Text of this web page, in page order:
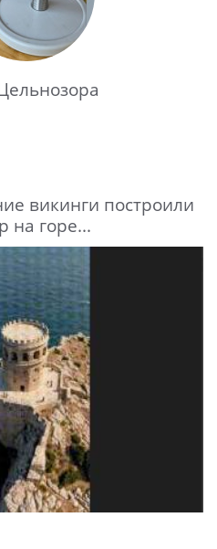
викинги построили
на горе...